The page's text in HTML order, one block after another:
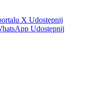
X Udostępnij
Udostępnij